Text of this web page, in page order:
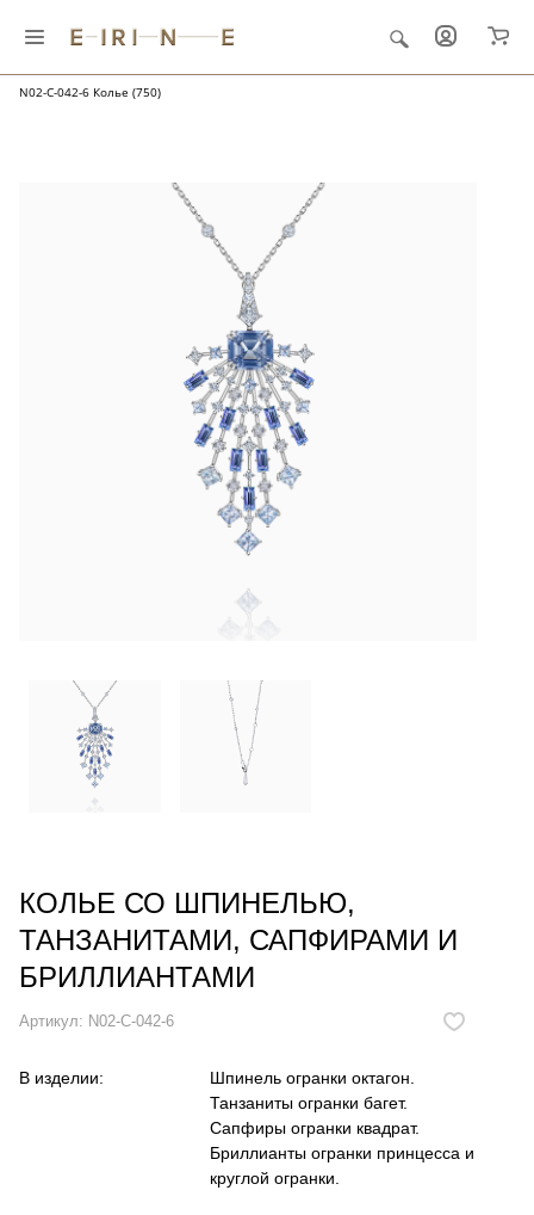
N02-C-042-6 Колье (750)
КОЛЬЕ СО ШПИНЕЛЬЮ,
ТАНЗАНИТАМИ, САПФИРАМИ И
БРИЛЛИАНТАМИ
Артикул: N02-C-042-6
В изделии:
Шпинель огранки октагон.
Танзаниты огранки багет.
Сапфиры огранки квадрат.
Бриллианты огранки принцесса и
круглой огранки.